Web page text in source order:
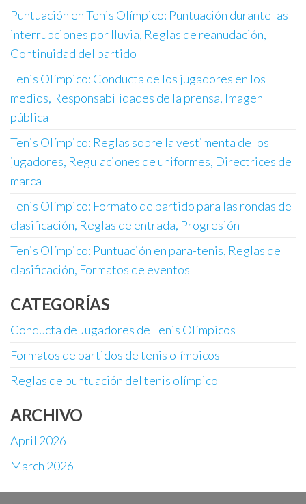
Puntuación en Tenis Olímpico: Puntuación durante las
interrupciones por lluvia, Reglas de reanudación,
Continuidad del partido
Tenis Olímpico: Conducta de los jugadores en los
medios, Responsabilidades de la prensa, Imagen
pública
Tenis Olímpico: Reglas sobre la vestimenta de los
jugadores, Regulaciones de uniformes, Directrices de
marca
Tenis Olímpico: Formato de partido para las rondas de
clasificación, Reglas de entrada, Progresión
Tenis Olímpico: Puntuación en para-tenis, Reglas de
clasificación, Formatos de eventos
CATEGORÍAS
Conducta de Jugadores de Tenis Olímpicos
Formatos de partidos de tenis olímpicos
Reglas de puntuación del tenis olímpico
ARCHIVO
April 2026
March 2026